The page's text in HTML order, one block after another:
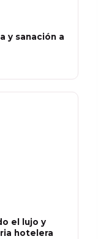
y sanación a
el lujo y
hotelera